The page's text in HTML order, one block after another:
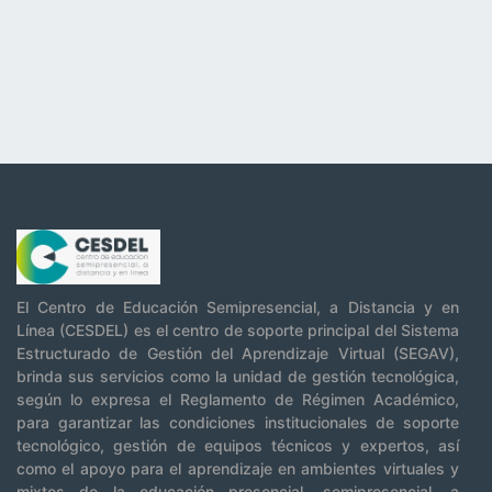
El Centro de Educación Semipresencial, a Distancia y en
Línea (CESDEL) es el centro de soporte principal del Sistema
Estructurado de Gestión del Aprendizaje Virtual (SEGAV),
brinda sus servicios como la unidad de gestión tecnológica,
según lo expresa el Reglamento de Régimen Académico,
para garantizar las condiciones institucionales de soporte
tecnológico, gestión de equipos técnicos y expertos, así
como el apoyo para el aprendizaje en ambientes virtuales y